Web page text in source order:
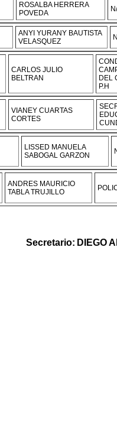
ROSALBA HERRERA
POVEDA
ANYI YURANY BAUTISTA
VELASQUEZ
CARLOS JULIO
BELTRAN
DEL
P.H
VIANEY CUARTAS
CORTES
LISSED MANUELA
SABOGAL GARZON
ANDRES MAURICIO
TABLA TRUJILLO
Secretario: DIEGO